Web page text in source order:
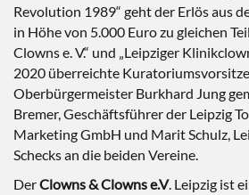
Revolution 1989“ geht der Erlös aus
in Höhe von 5.000 Euro zu gleichen
Clowns e. V.“ und „Leipziger
2020 überreichte
Oberbürgermeister Burkhard Jung
Bremer, Geschäftsführer der Leipzig
Marketing GmbH und Marit Schulz,
Schecks an die beiden Vereine.
DerClowns & Clowns e.V. Leipzig ist